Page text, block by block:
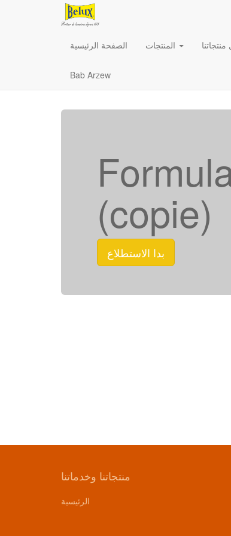
الصفحة الرئيسية المنتجات منتجاتنا
Bab Arzew
(copie)
بدا الاستطلاع
منتجاتنا وخدماتنا
الرئيسية